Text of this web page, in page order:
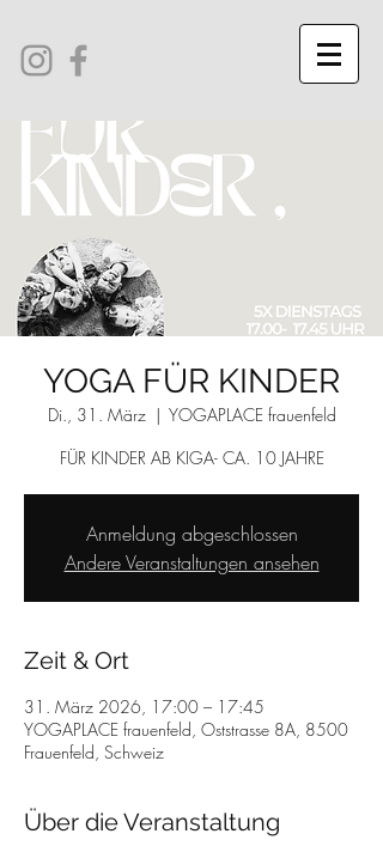
YOGA FÜR KINDER
Di., 31. März
  |
YOGAPLACE frauenfeld
FÜR KINDER AB KIGA- CA. 10 JAHRE
Anmeldung abgeschlossen
Andere Veranstaltungen ansehen
Zeit & Ort
31. März 2026, 17:00 – 17:45
YOGAPLACE frauenfeld, Oststrasse 8A, 8500
Frauenfeld, Schweiz
Über die Veranstaltung